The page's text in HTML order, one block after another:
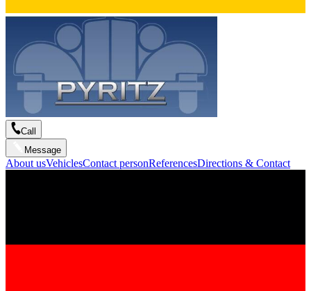
Call
Message
About usVehiclesContact personReferencesDirections & Contact